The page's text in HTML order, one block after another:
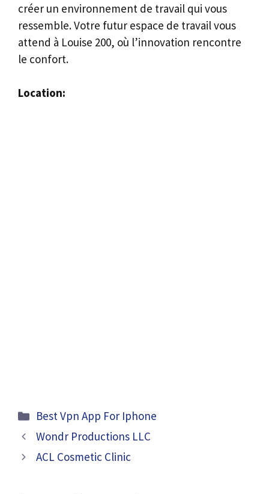
créer un environnement de travail qui vous
ressemble. Votre futur espace de travail vous
attend à Louise 200, où l’innovation rencontre
le confort.
Location:
Categories
Best Vpn App For Iphone
Wondr Productions LLC
ACL Cosmetic Clinic